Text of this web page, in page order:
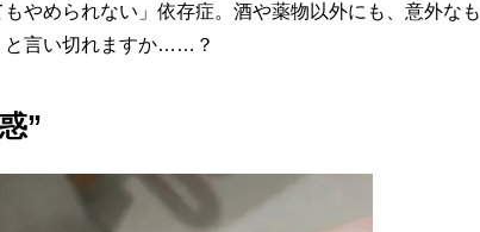
やめられない」依存症。酒や薬物以外にも、意外なも
と言い切れますか……？
”